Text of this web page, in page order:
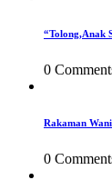
“Tolong,Anak
0
Rakaman
0